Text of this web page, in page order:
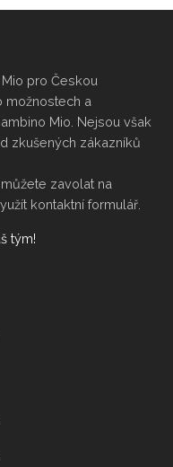
pro Českou
možnostech a
Mio. Nejsou však
zkušených zákazníků
zavolat na
kontaktní formulář.
tým!